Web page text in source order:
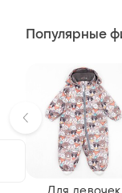
Популярные